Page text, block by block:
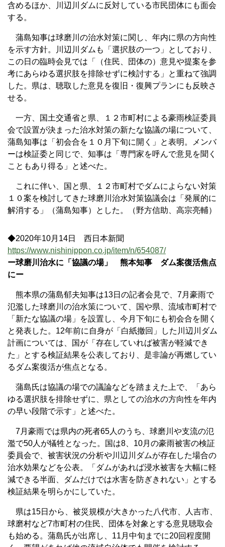
含めるほか、川辺川ダムに反対している市民団体にも面会
する。
蒲島知事は球磨川の治水対策に関し、年内に県の方向性
を示す方針。川辺川ダムも「選択肢の一つ」としており、
この日の臨時会見では「（住民、団体の）意見や提案を参
考にあらゆる選択肢を排除せずに検討する」と重ねて強調
した。県は、聴取した意見を復旧・復興プランにも反映さ
せる。
一方、国土交通省と県、１２市町村による豪雨検証委員
会で設置が決まった治水対策の新たな協議の場について、
蒲島知事は「初会合を１０月下旬に開く」と表明。メンバ
ーは検証委と同じで、知事は「専門家を呼んで意見を聞く
こともあり得る」と述べた。
これに伴い、国と県、１２市町村でダムによらない対策
１０案を検討してきた球磨川治水対策協議会は「発展的に
解消する」（蒲島知事）とした。（野方信助、高宗亮輔）
◆2020年10月14日 西日本新聞
https://www.nishinippon.co.jp/item/n/654087/
ー球磨川治水に「協議の場」 熊本知事 ダム案復活焦点
にー
熊本県の蒲島郁夫知事は13日の記者会見で、7月豪雨で
氾濫した球磨川の治水策について、国や県、流域市町村で
「新たな協議の場」を設置し、今月下旬にも初会合を開く
と発表した。12年前に自身が「白紙撤回」した川辺川ダム
計画については、国が「存在していれば被害が軽減でき
た」とする検証結果を公表しており、是非論が再燃してい
るダム案復活が焦点となる。
蒲島氏は協議の場での議論などを踏まえた上で、「あら
ゆる選択肢を排除せずに、県としての治水の方向性を年内
の早い段階で示す」と述べた。
7月豪雨では県内の死者65人のうち、球磨川や支流の氾
濫で50人が犠牲となった。国は8、10月の豪雨被害の検証
委員会で、被害状況の分析や川辺川ダムが存在した場合の
治水効果などを公表。「ダムがあれば浸水被害を大幅に軽
減できる半面、ダムだけでは水害を防ぎきれない」とする
検証結果を明らかにしていた。
県は15日から、被災規模が大きかった八代市、人吉市、
球磨村など7市町村の住民、団体を対象とする意見聴取会
も始める。蒲島氏が出席し、11月中旬までに20回程度開